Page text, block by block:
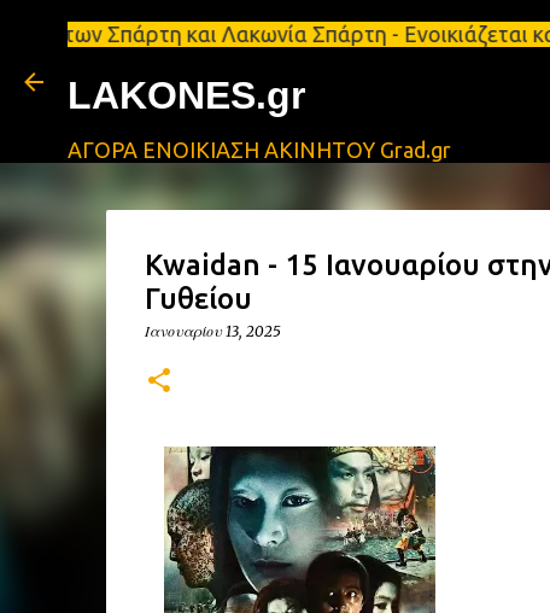
και Λακωνία Σπάρτη - Ενοικιάζεται
LAKONES.gr
ΑΓΟΡΑ ΕΝΟΙΚΙΑΣΗ ΑΚΙΝΗΤΟΥ Grad.gr
Kwaidan - 15 Ιανουαρίου
Γυθείου
Ιανουαρίου 13, 2025